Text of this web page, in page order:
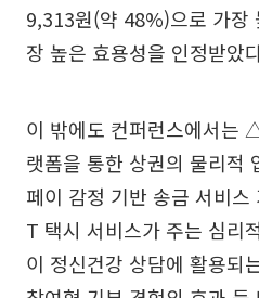
9,313원(약 48%)으로 가장
장 높은 효용성을 인정받았
이 밖에도 컨퍼런스에서는
랫폼을 통한 상권의 물리
페이 감정 기반 송금 서비
T 택시 서비스가 주는 심리
이 정신건강 상담에 활용되